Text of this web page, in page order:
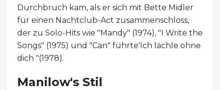
Durchbruch kam, als er sich mit Bette Midler
für einen Nachtclub-Act zusammenschloss,
der zu Solo-Hits wie "Mandy" (1974), "I Write the
Songs" (1975) und "Can" führte'Ich lächle ohne
dich "(1978).
Manilow's Stil